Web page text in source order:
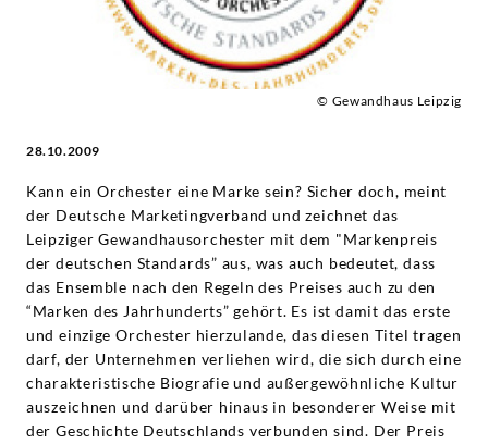
© Gewandhaus Leipzig
28.10.2009
Kann ein Orchester eine Marke sein? Sicher doch, meint
der Deutsche Marketingverband und zeichnet das
Leipziger Gewandhausorchester mit dem "Markenpreis
der deutschen Standards” aus, was auch bedeutet, dass
das Ensemble nach den Regeln des Preises auch zu den
“Marken des Jahrhunderts” gehört. Es ist damit das erste
und einzige Orchester hierzulande, das diesen Titel tragen
darf, der Unternehmen verliehen wird, die sich durch eine
charakteristische Biografie und außergewöhnliche Kultur
auszeichnen und darüber hinaus in besonderer Weise mit
der Geschichte Deutschlands verbunden sind. Der Preis